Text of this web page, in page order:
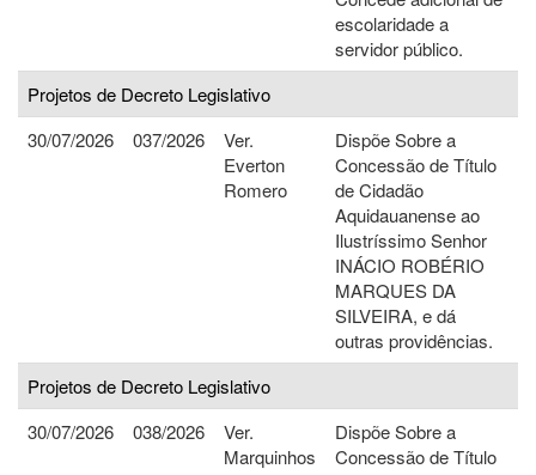
escolaridade a
servidor público.
Projetos de Decreto Legislativo
30/07/2026
037/2026
Ver.
Everton
Romero
Dispõe Sobre a
Concessão de Título
de Cidadão
Aquidauanense ao
Ilustríssimo Senhor
INÁCIO ROBÉRIO
MARQUES DA
SILVEIRA, e dá
outras providências.
Projetos de Decreto Legislativo
30/07/2026
038/2026
Ver.
Marquinhos
Dispõe Sobre a
Concessão de Título